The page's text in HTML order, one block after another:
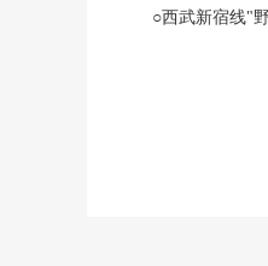
○西武新宿线"